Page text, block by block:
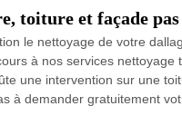
toiture et façade pas
le nettoyage de votre
à nos services
une intervention sur une
à demander gratuitement